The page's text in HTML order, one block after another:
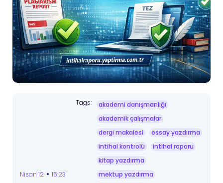
Nisan 12 • 15:23
Tags:
akademi danışmanlığı
akademik çalışmalar
dergi makalesi
essay yazdırma
intihal kontrolü
intihal raporu
kitap yazdırma
mektup yazdırma